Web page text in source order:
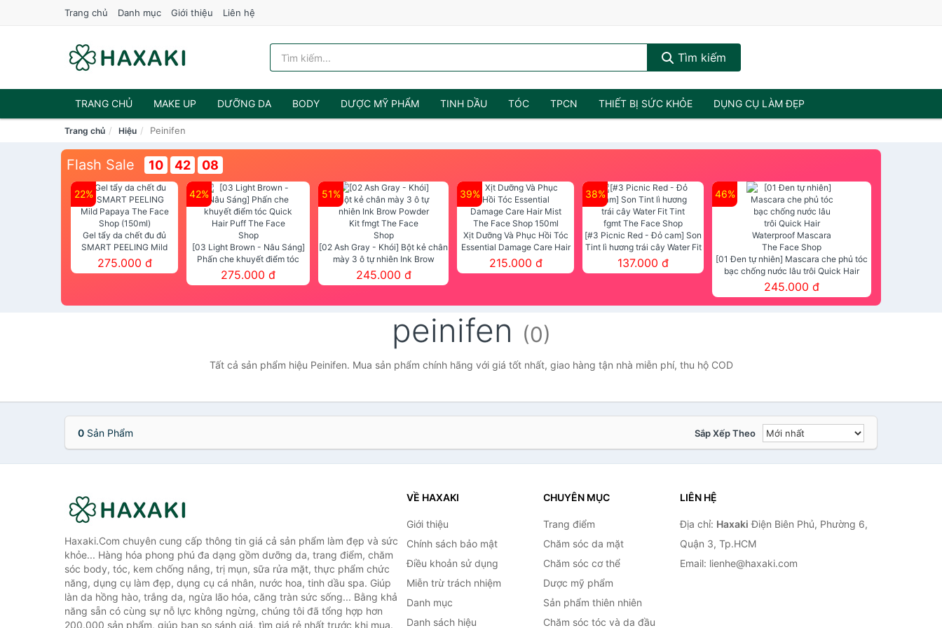
Trang chủ Danh mục Giới thiệu Liên hệ
Tìm kiếm
TRANG CHỦ MAKE UP DƯỠNG DA BODY DƯỢC MỸ PHẨM TINH DẦU TÓC TPCN THIẾT BỊ SỨC KHỎE DỤNG CỤ LÀM ĐẸP
NƯỚC HOA
Trang chủ Hiệu Peinifen
Flash Sale 10 42 07
22%
Gel tẩy da chết đu đủ
SMART PEELING Mild
Papaya The Face Shop
(150ml)
275.000 đ
42%
[03 Light Brown - Nâu Sáng]
Phấn che khuyết điểm tóc
Quick Hair Puff The Face Shop
275.000 đ
51%
[02 Ash Gray - Khói] Bột kẻ chân
mày 3 ô tự nhiên Ink Brow
Powder Kit fmgt The Face Shop
245.000 đ
39%
Xịt Dưỡng Và Phục Hồi Tóc
Essential Damage Care Hair
Mist The Face Shop 150ml
215.000 đ
38%
[#3 Picnic Red - Đỏ cam] Son
Tint lì hương trái cây Water Fit
Tint fgmt The Face Shop
137.000 đ
46%
[01 Đen tự nhiên] Mascara che phủ tóc
bạc chống nước lâu trôi Quick Hair
Waterproof Mascara The Face Shop
245.000 đ
peinifen (0)
Tất cả sản phẩm hiệu Peinifen. Mua sản phẩm chính hãng với giá tốt nhất, giao hàng tận nhà miễn phí, thu hộ COD
0 Sản Phẩm Sắp Xếp Theo
Haxaki.Com chuyên cung cấp thông tin giá cả sản phẩm làm đẹp và sức
khỏe... Hàng hóa phong phú đa dạng gồm dưỡng da, trang điểm, chăm
sóc body, tóc, kem chống nắng, trị mụn, sữa rửa mặt, thực phẩm chức
năng, dụng cụ làm đẹp, dụng cụ cá nhân, nước hoa, tinh dầu spa. Giúp
làn da hồng hào, trắng da, ngừa lão hóa, căng tràn sức sống... Bằng khả
năng sẵn có cùng sự nỗ lực không ngừng, chúng tôi đã tổng hợp hơn
200.000 sản phẩm, giúp bạn so sánh giá, tìm giá rẻ nhất trước khi mua.
VỀ HAXAKI
Giới thiệu
Chính sách bảo mật
Điều khoản sử dụng
Miễn trừ trách nhiệm
Danh mục
Danh sách hiệu
CHUYÊN MỤC
Trang điểm
Chăm sóc da mặt
Chăm sóc cơ thể
Dược mỹ phẩm
Sản phẩm thiên nhiên
Chăm sóc tóc và da đầu
LIÊN HỆ
Địa chỉ: Haxaki Điện Biên Phủ, Phường 6,
Quận 3, Tp.HCM
Email: lienhe@haxaki.com